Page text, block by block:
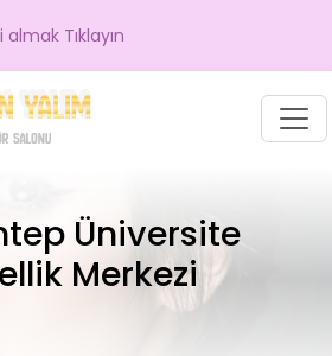
Tıklayın
Üniversite
Merkezi